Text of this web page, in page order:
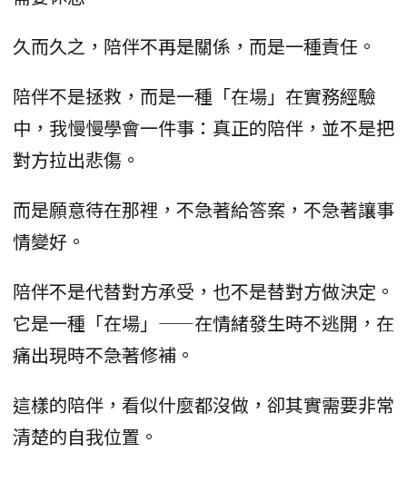
久而久之，陪伴不再是關係，而是一種責任。
陪伴不是拯救，而是一種「在場」在實務經驗
中，我慢慢學會一件事：真正的陪伴，並不是把
對方拉出悲傷。
而是願意待在那裡，不急著給答案，不急著讓事
情變好。
陪伴不是代替對方承受，也不是替對方做決定。
它是一種「在場」——在情緒發生時不逃開，在
痛出現時不急著修補。
這樣的陪伴，看似什麼都沒做，卻其實需要非常
清楚的自我位置。